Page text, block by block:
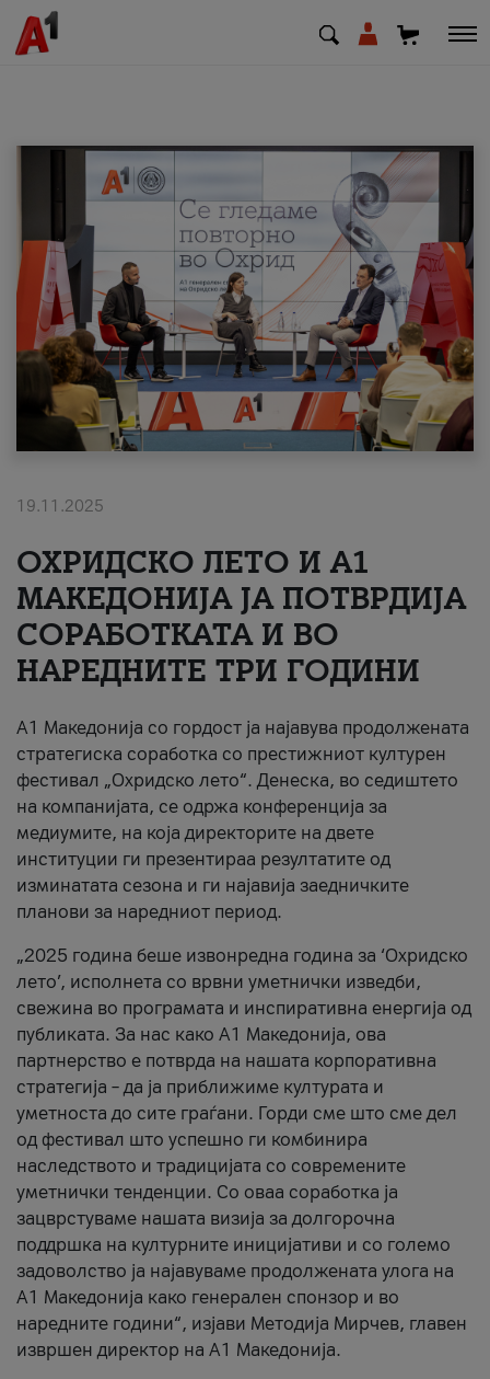
МК SQ
Приватни Деловни
Поддршка
Надополни кредит
#ПодобарОнлајн
19.11.2025
ОХРИДСКО ЛЕТО И A1
МАКЕДОНИЈА ЈА ПОТВРДИЈА
СОРАБОТКАТА И ВО
НАРЕДНИТЕ ТРИ ГОДИНИ
A1 Македонија со гордост ја најавува продолжената
стратегиска соработка со престижниот културен
фестивал „Охридско лето“. Денеска, во седиштето
на компанијата, се одржа конференција за
медиумите, на која директорите на двете
институции ги презентираа резултатите од
изминатата сезона и ги најавија заедничките
планови за наредниот период.
„2025 година беше извонредна година за ‘Охридско
лето’, исполнета со врвни уметнички изведби,
свежина во програмата и инспиративна енергија од
публиката. За нас како A1 Македонија, ова
партнерство е потврда на нашата корпоративна
стратегија – да ја приближиме културата и
уметноста до сите граѓани. Горди сме што сме дел
од фестивал што успешно ги комбинира
наследството и традицијата со современите
уметнички тенденции. Со оваа соработка ја
зацврстуваме нашата визија за долгорочна
поддршка на културните иницијативи и со големо
задоволство ја најавуваме продолжената улога на
A1 Македонија како генерален спонзор и во
наредните години“, изјави Методија Мирчев, главен
извршен директор на A1 Македонија.